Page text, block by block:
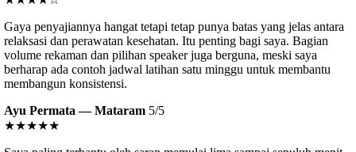
Gaya penyajiannya hangat tetapi tetap punya batas yang jelas antara
relaksasi dan perawatan kesehatan. Itu penting bagi saya. Bagian
volume rekaman dan pilihan speaker juga berguna, meski saya
berharap ada contoh jadwal latihan satu minggu untuk membantu
membangun konsistensi.
Ayu Permata — Mataram 5/5
★★★★★